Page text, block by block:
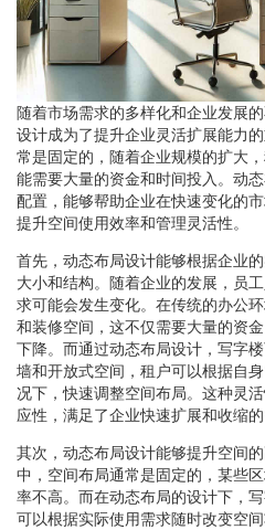
随着市场需求的多样化和企业发展
设计成为了提升企业灵活扩展能力
常是固定的，随着企业规模的扩大
能需要大量的资金和时间投入。动
配置，能够帮助企业在快速变化的
提升空间使用效率和管理灵活性。
首先，动态布局设计能够根据企业
大小和结构。随着企业的发展，员
求可能会发生变化。在传统的办公
和装修空间，这不仅需要大量的资
下降。而通过动态布局设计，写字
墙和开放式空间，租户可以根据自
况下，快速调整空间布局。这种灵
应性，满足了企业快速扩展和收缩的
其次，动态布局设计能够提升空间
中，空间布局通常是固定的，某些
率不高。而在动态布局的设计下，
可以根据实际使用需求随时改变空